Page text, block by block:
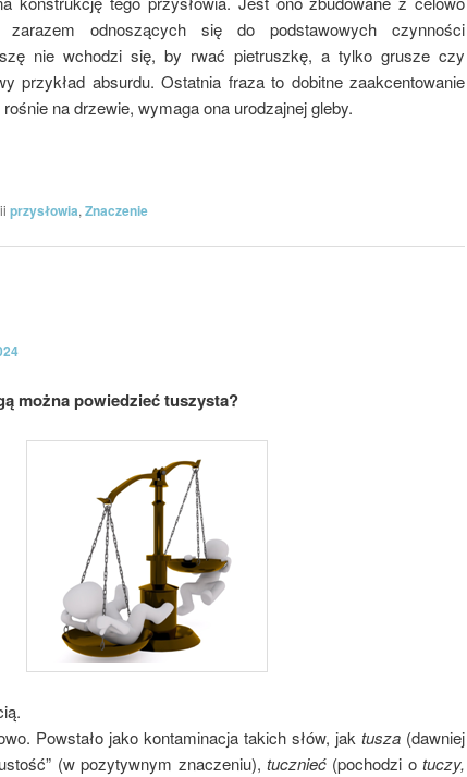
odnoszących się do podstawowych czynności
nie wchodzi się, by rwać pietruszkę, a tylko grusze czy
przykład absurdu. Ostatnia fraza to dobitne zaakcentowanie
na drzewie, wymaga ona urodzajnej gleby.
przysłowia, Znaczenie
można powiedzieć tuszysta?
Powstało jako kontaminacja takich słów, jak tusza (dawniej
(w pozytywnym znaczeniu), tucznieć(pochodzi otuczy,